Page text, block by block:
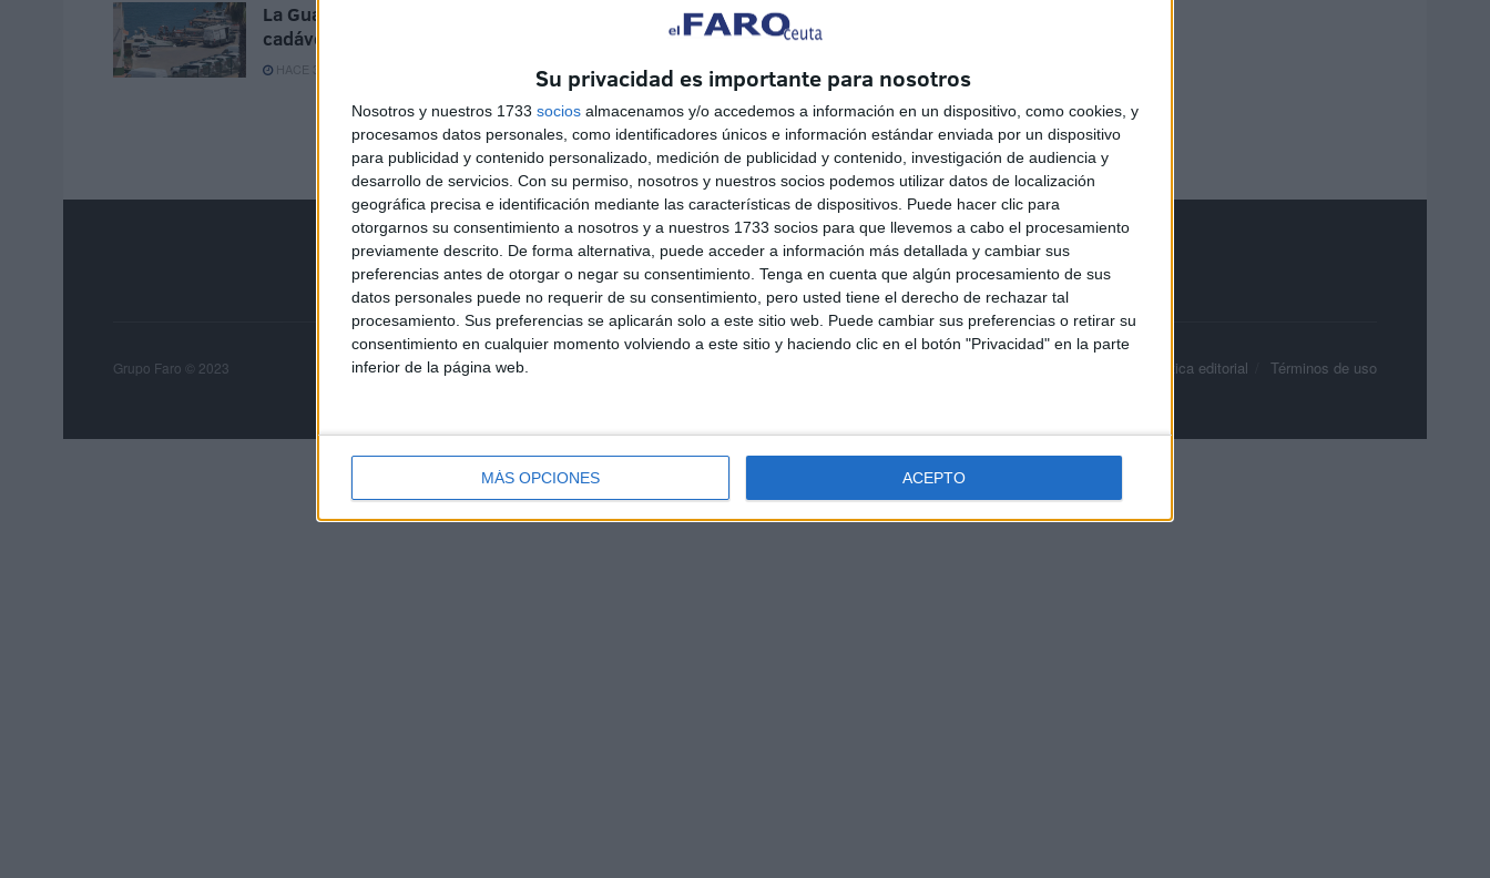
Su privacidad es importante para nosotros
Nosotros y nuestros 1733 socios almacenamos y/o accedemos a información en un dispositivo, como cookies, y
procesamos datos personales, como identificadores únicos e información estándar enviada por un dispositivo
para publicidad y contenido personalizado, medición de publicidad y contenido, investigación de audiencia y
desarrollo de servicios. Con su permiso, nosotros y nuestros socios podemos utilizar datos de localización
geográfica precisa e identificación mediante las características de dispositivos. Puede hacer clic para
otorgarnos su consentimiento a nosotros y a nuestros 1733 socios para que llevemos a cabo el procesamiento
previamente descrito. De forma alternativa, puede acceder a información más detallada y cambiar sus
preferencias antes de otorgar o negar su consentimiento. Tenga en cuenta que algún procesamiento de sus
datos personales puede no requerir de su consentimiento, pero usted tiene el derecho de rechazar tal
procesamiento. Sus preferencias se aplicarán solo a este sitio web. Puede cambiar sus preferencias o retirar su
consentimiento en cualquier momento volviendo a este sitio y haciendo clic en el botón "Privacidad" en la parte
inferior de la página web.
MÁS OPCIONES ACEPTO
La Guardia Civil localiza un
cadáver en Juan XXIII
HACE 3 HORAS
Alerta alimentaria por
vidrios en tarros de
HACE 3 HORAS
Grupo Faro Publicidad Contacto Política editorial Términos de uso
Grupo Faro © 2023